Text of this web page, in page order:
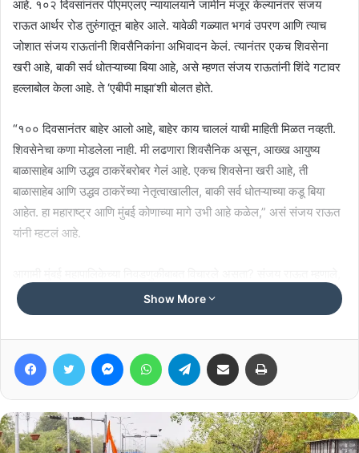
आहे. १०२ दिवसांनंतर पीएमएलए न्यायालयाने जामीन मंजूर केल्यानंतर संजय
राऊत आर्थर रोड तुरुंगातून बाहेर आले. यावेळी गळ्यात भगवं उपरण आणि त्याच
जोशात संजय राऊतांनी शिवसैनिकांना अभिवादन केलं. त्यानंतर एकच शिवसेना
खरी आहे, बाकी सर्व धोतऱ्याच्या बिया आहे, असे म्हणत संजय राऊतांनी शिंदे गटावर
हल्लाबोल केला आहे. ते ‘एबीपी माझा’शी बोलत होते.
“१०० दिवसानंतर बाहेर आलो आहे, बाहेर काय चाललं याची माहिती मिळत नव्हती.
शिवसेनेचा कणा मोडलेला नाही. मी लढणारा शिवसैनिक असून, आख्ख आयुष्य
बाळासाहेब आणि उद्धव ठाकरेंबरोबर गेलं आहे. एकच शिवसेना खरी आहे, ती
बाळासाहेब आणि उद्धव ठाकरेंच्या नेतृत्वाखालील, बाकी सर्व धोतऱ्याच्या कडू बिया
आहेत. हा महाराष्ट्र आणि मुंबई कोणाच्या मागे उभी आहे कळेल,” असं संजय राऊत
यांनी म्हटलं आहे.
“गेल्या ३० ते ३५ वर्षापासून भगवा महापालिकेवर फडकत आहे. तो तसाच फडकत
राहणार आहे. कोणी हात लावेल तर जळून खाक होतील, असे तेज त्या भगव्यात
बाळासाहेब ठाकरेंनी निर्माण केलं आहे. आता तर मशाल आहे,” असेही संजय राऊत
यांनी सांगितलं.
Related Articles
NEET आंदोलनाच्या समर्थनार्थ ठाकरे बंधूंचा
Show More
FacebookTwitter MessengerWhatsAppTelegram Share via Email